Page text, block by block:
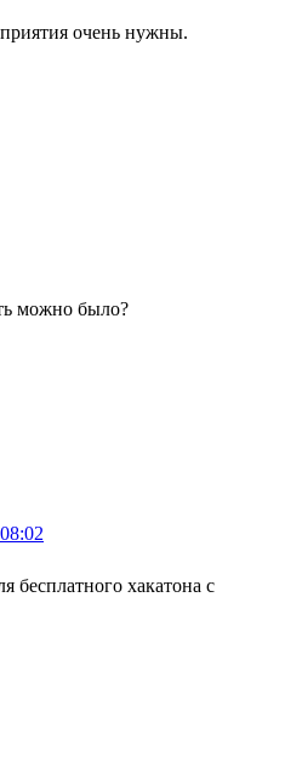
очень нужны.
можно было?
бесплатного хакатона с